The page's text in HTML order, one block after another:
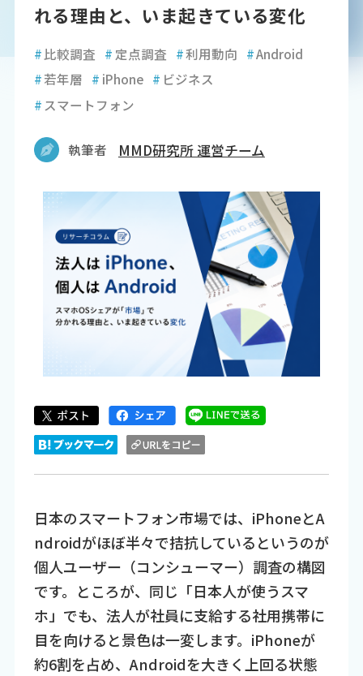
れる理由と、いま起きている変化
# 比較調査 # 定点調査 #利用動向 #Android
#若年層 # iPhone # ビジネス
# スマートフォン
執筆者 MMD研究所 運営チーム
日本のスマートフォン市場では、iPhoneとA
ndroidがほぼ半々で拮抗しているというのが
個人ユーザー（コンシューマー）調査の構図
です。ところが、同じ「日本人が使うスマ
ホ」でも、法人が社員に支給する社用携帯に
目を向けると景色は一変します。iPhoneが
約6割を占め、Androidを大きく上回る状態